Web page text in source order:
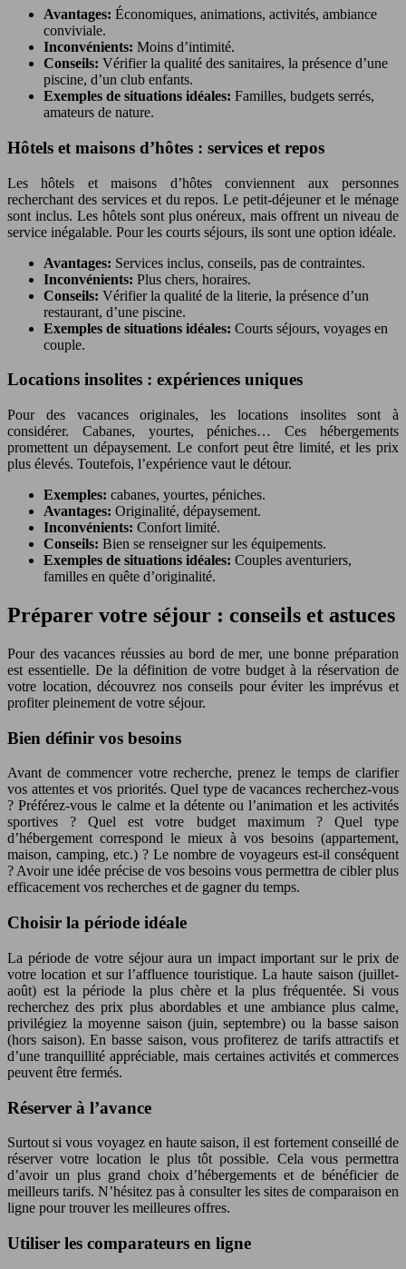
Avantages: Économiques, animations, activités, ambiance
conviviale.
Inconvénients: Moins d’intimité.
Conseils: Vérifier la qualité des sanitaires, la présence d’une
piscine, d’un club enfants.
Exemples de situations idéales: Familles, budgets serrés,
amateurs de nature.
Hôtels et maisons d’hôtes : services et repos
Les hôtels et maisons d’hôtes conviennent aux personnes
recherchant des services et du repos. Le petit-déjeuner et le ménage
sont inclus. Les hôtels sont plus onéreux, mais offrent un niveau de
service inégalable. Pour les courts séjours, ils sont une option idéale.
Avantages: Services inclus, conseils, pas de contraintes.
Inconvénients: Plus chers, horaires.
Conseils: Vérifier la qualité de la literie, la présence d’un
restaurant, d’une piscine.
Exemples de situations idéales: Courts séjours, voyages en
couple.
Locations insolites : expériences uniques
Pour des vacances originales, les locations insolites sont à
considérer. Cabanes, yourtes, péniches… Ces hébergements
promettent un dépaysement. Le confort peut être limité, et les prix
plus élevés. Toutefois, l’expérience vaut le détour.
Exemples: cabanes, yourtes, péniches.
Avantages: Originalité, dépaysement.
Inconvénients: Confort limité.
Conseils: Bien se renseigner sur les équipements.
Exemples de situations idéales: Couples aventuriers,
familles en quête d’originalité.
Préparer votre séjour : conseils et astuces
Pour des vacances réussies au bord de mer, une bonne préparation
est essentielle. De la définition de votre budget à la réservation de
votre location, découvrez nos conseils pour éviter les imprévus et
profiter pleinement de votre séjour.
Bien définir vos besoins
Avant de commencer votre recherche, prenez le temps de clarifier
vos attentes et vos priorités. Quel type de vacances recherchez-vous
? Préférez-vous le calme et la détente ou l’animation et les activités
sportives ? Quel est votre budget maximum ? Quel type
d’hébergement correspond le mieux à vos besoins (appartement,
maison, camping, etc.) ? Le nombre de voyageurs est-il conséquent
? Avoir une idée précise de vos besoins vous permettra de cibler plus
efficacement vos recherches et de gagner du temps.
Choisir la période idéale
La période de votre séjour aura un impact important sur le prix de
votre location et sur l’affluence touristique. La haute saison (juillet-
août) est la période la plus chère et la plus fréquentée. Si vous
recherchez des prix plus abordables et une ambiance plus calme,
privilégiez la moyenne saison (juin, septembre) ou la basse saison
(hors saison). En basse saison, vous profiterez de tarifs attractifs et
d’une tranquillité appréciable, mais certaines activités et commerces
peuvent être fermés.
Réserver à l’avance
Surtout si vous voyagez en haute saison, il est fortement conseillé de
réserver votre location le plus tôt possible. Cela vous permettra
d’avoir un plus grand choix d’hébergements et de bénéficier de
meilleurs tarifs. N’hésitez pas à consulter les sites de comparaison en
ligne pour trouver les meilleures offres.
Utiliser les comparateurs en ligne